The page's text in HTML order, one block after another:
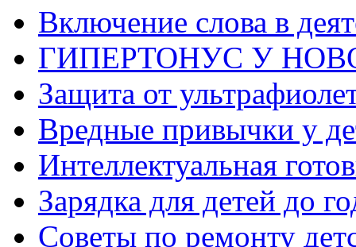
Включение слова в
ГИПЕРТОНУС У
Защита от
Вредные привычки у
Интеллектуальная
Зарядка для детей до
Советы по ремонту